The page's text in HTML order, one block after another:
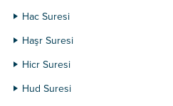
Hac Suresi
Haşr Suresi
Hicr Suresi
Hud Suresi